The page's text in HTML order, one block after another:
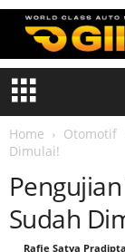
Home Otomotif
Dimulai!
Sudah
Rafie Satya Pradipta